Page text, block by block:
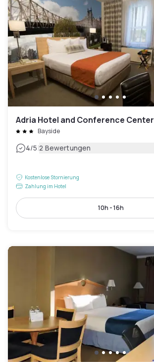
Adria Hotel and Conference Center
Bayside
4/5|2 Bewertungen
Kostenlose Stornierung
Zahlung im Hotel
10h - 16h